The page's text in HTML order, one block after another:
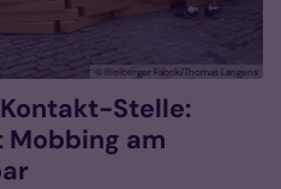
© Bleiberger Fabrik/Thomas Langens
Stelle:
am